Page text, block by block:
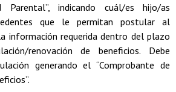
Parental”, indicando cuál/es hijo/as
que le permitan postular al
información requerida dentro del plazo
renovación de beneficios. Debe
generando el “Comprobante de